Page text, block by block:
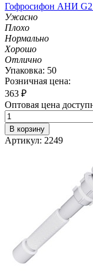
Гофросифон АНИ
Ужасно
Плохо
Нормально
Хорошо
Отлично
Упаковка: 50
Розничная цена:
363 ₽
Оптовая цена
В корзину
Артикул: 2249